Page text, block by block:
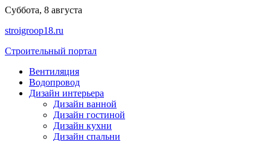
Перейти
содержимому
Суббота, 8 августа
stroigroop18.ru
Строительный портал
Вентиляция
Водопровод
Дизайн интерьера
Дизайн ванной
Дизайн гостиной
Дизайн кухни
Дизайн спальни